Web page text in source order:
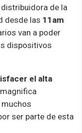
de la
desde las 11am
van a poder
dispositivos
el alta
ser parte de esta